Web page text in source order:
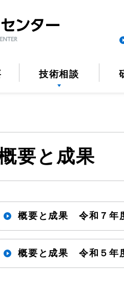
技術相談
本
で
要と成果
概要と成果 令和７年
概要と成果 令和５年